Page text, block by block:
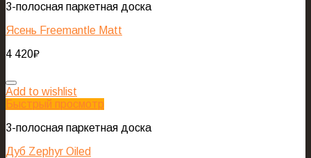
3-полосная паркетная доска
Ясень Freemantle Matt
4 420₽
Add to wishlist
Быстрый просмотр
3-полосная паркетная доска
Дуб Zephyr Oiled